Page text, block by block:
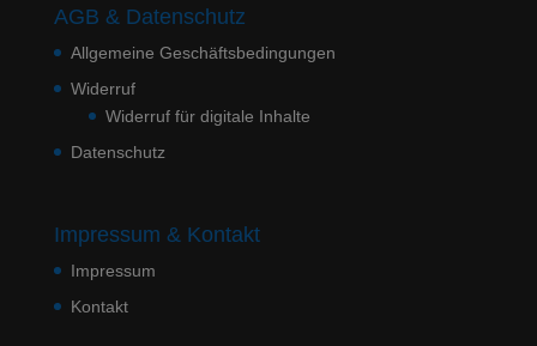
AGB & Datenschutz
Allgemeine Geschäftsbedingungen
Widerruf
Widerruf für digitale Inhalte
Datenschutz
Impressum & Kontakt
Impressum
Kontakt